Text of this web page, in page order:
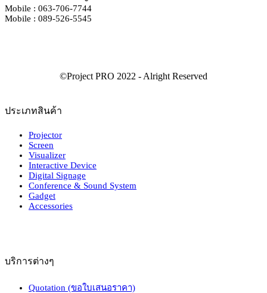
Mobile : 063-706-7744
Mobile : 089-526-5545
ประเภทสินค้า
Projector
Screen
Visualizer
Interactive Device
Digital Signage
Conference & Sound System
Gadget
Accessories
บริการต่างๆ
Quotation (ขอใบเสนอราคา)